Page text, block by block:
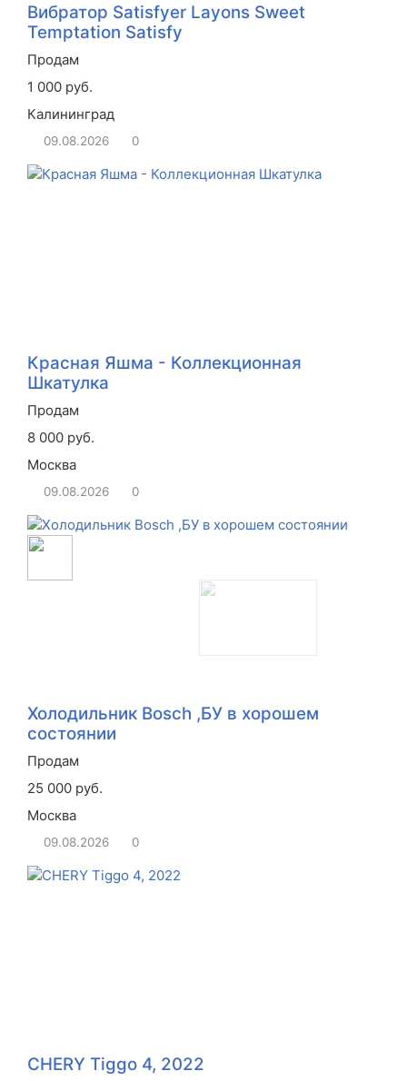
Вибратор Satisfyer Layons Sweet
Temptation Satisfy
Продам
1 000 руб.
Калининград
09.08.2026 0
Красная Яшма - Коллекционная
Шкатулка
Продам
8 000 руб.
Москва
09.08.2026 0
Холодильник Bosch ,БУ в хорошем
состоянии
Продам
25 000 руб.
Москва
09.08.2026 0
CHERY Tiggo 4, 2022